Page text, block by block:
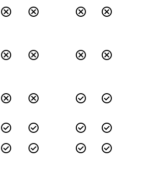
cancel cancel cancel cancel
cancel cancel cancel cancel
cancel cancel check_circle check_circle
check_circle check_circle check_circle check_circle
check_circle check_circle check_circle check_circle